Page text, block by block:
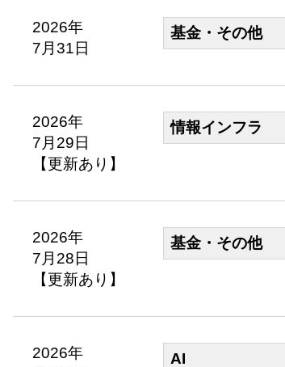
2026年
7月31日
基金・その他
2026年
7月29日
【更新あり】
情報インフラ
2026年
7月28日
【更新あり】
基金・その他
2026年
AI